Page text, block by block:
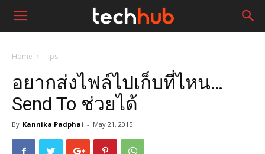
Home Tips
อยากส่งไฟล์ไปเก็บที่ไหน…
Send To ช่วยได้
By Kannika Padphai - May 21, 2015